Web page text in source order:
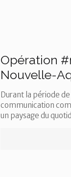
Opération
Nouvelle-
Durant la période
communication
un paysage du